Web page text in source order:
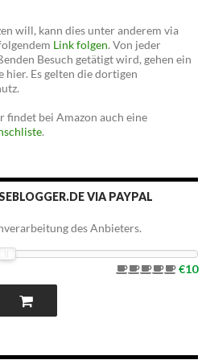
will, kann dies unter anderem via
Link folgen. Von jeder
Besuch getätigt wird, gehen ein
hier. Es gelten die dortigen
findet bei Amazon auch eine
.
VIA PAYPAL
des Anbieters.
€10